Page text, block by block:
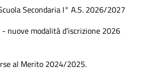
Secondaria I° A.S. 2026/2027
nuove modalità d’iscrizione 2026
al Merito 2024/2025.